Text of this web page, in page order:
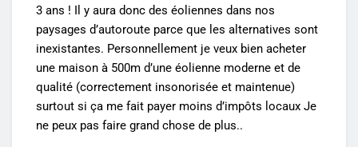
3 ans ! Il y aura donc des éoliennes dans nos
paysages d’autoroute parce que les alternatives sont
inexistantes. Personnellement je veux bien acheter
une maison à 500m d’une éolienne moderne et de
qualité (correctement insonorisée et maintenue)
surtout si ça me fait payer moins d’impôts locaux Je
ne peux pas faire grand chose de plus..